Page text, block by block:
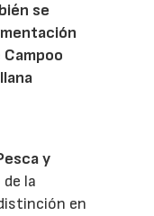
se
Campoo
y
la
en